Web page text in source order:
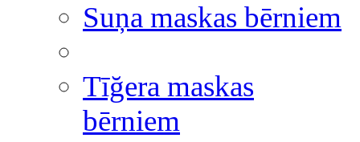
Suņa maskas bērniem
Tīğera maskas
bērniem